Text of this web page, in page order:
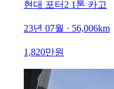
현대 포터2 1톤 카고
23년 07월 · 56,006km
1,820만원